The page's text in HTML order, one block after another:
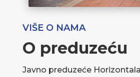
VIŠE O NAMA
O preduzeću
Javno preduzeće